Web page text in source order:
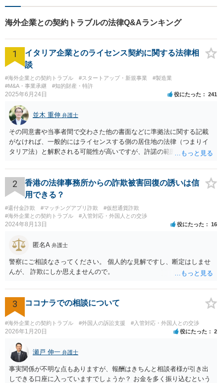
にご相談ください。
海外企業との契約トラブルの法律Q&Aランキング
1
イタリア企業とのライセンス契約に関する法律相
談
#海外企業との契約トラブル #スタートアップ・新規事業
#製造業
#M&A・事業承継
#知的財産・特許
2025年6月24日 役にたった 241
並木 重伸 弁護士
その同意書や当事者間で交わさた他の書面などに準拠法に関する記載
がなければ、一般的にはライセンスする側の居住地の法律（つまりイ
タリア法）と解釈される可能性が高いですが、許諾の範囲が日本国内
あります。 なお、仮に日本法になるとしても、新しい会社との間で契
約が有効かどうかは、ライセンスされた権利の種類（著作権、商標
権、特許権など）や契約の時期などを見て判断する必要があります。
いずれにせよ具体的事情が分からないと確定的な回答は難しいと思わ
れますので、弁護士に直接相談されることをお勧めします。
2
香港の法律事務所からの詐欺被害回復の誘いは信
用できる？
#還付金詐欺 #マッチングアプリ詐欺
#仮想通貨詐欺
#海外企業との契約トラブル
#入管対応・外国人との交渉
2024年8月13日 役にたった 16
匿名A 弁護士
警察にご相談なさってください。 個人的な見解ですし、断定はしませ
んが、 詐欺にしか思えませんので。
3 ココナラでの相談について
#海外企業との契約トラブル #外国人の訴訟支援 #入管対応・外国人との交渉
2026年1月20日 役にたった 2
瀬戸 伸一 弁護士
事実関係が不明な点もありますが、報酬はきちんと相談者様が引き出
しできる口座に入っていますでしょうか？ お金を多く振り込むという